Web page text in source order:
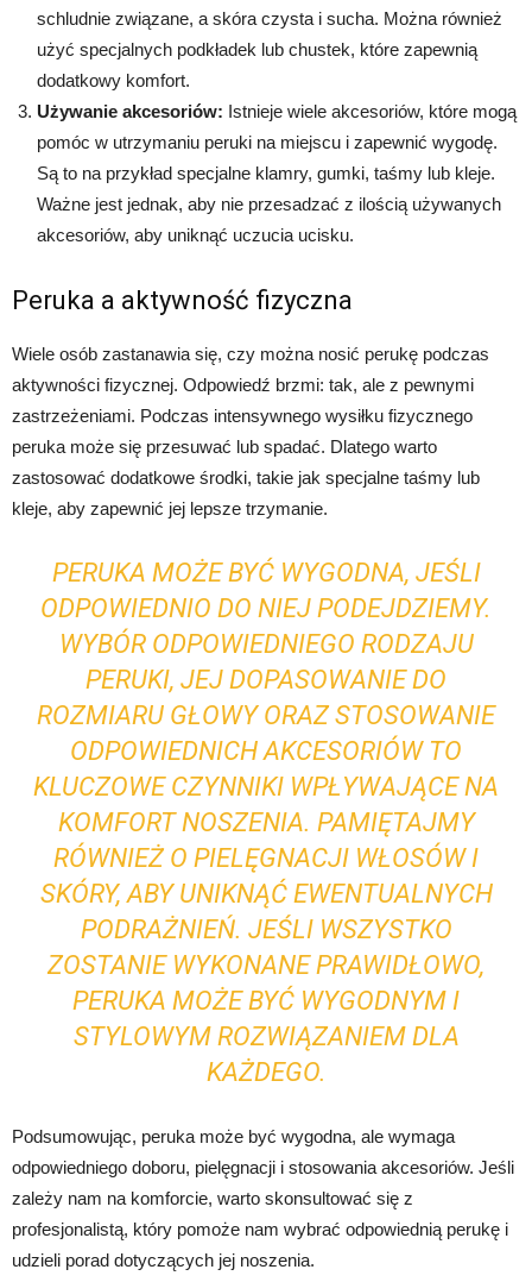
schludnie związane, a skóra czysta i sucha. Można również
użyć specjalnych podkładek lub chustek, które zapewnią
dodatkowy komfort.
Używanie akcesoriów: Istnieje wiele akcesoriów, które mogą
pomóc w utrzymaniu peruki na miejscu i zapewnić wygodę.
Są to na przykład specjalne klamry, gumki, taśmy lub kleje.
Ważne jest jednak, aby nie przesadzać z ilością używanych
akcesoriów, aby uniknąć uczucia ucisku.
Peruka a aktywność fizyczna
Wiele osób zastanawia się, czy można nosić perukę podczas
aktywności fizycznej. Odpowiedź brzmi: tak, ale z pewnymi
zastrzeżeniami. Podczas intensywnego wysiłku fizycznego
peruka może się przesuwać lub spadać. Dlatego warto
zastosować dodatkowe środki, takie jak specjalne taśmy lub
kleje, aby zapewnić jej lepsze trzymanie.
PERUKA MOŻE BYĆ WYGODNA, JEŚLI
ODPOWIEDNIO DO NIEJ PODEJDZIEMY.
WYBÓR ODPOWIEDNIEGO RODZAJU
PERUKI, JEJ DOPASOWANIE DO
ROZMIARU GŁOWY ORAZ STOSOWANIE
ODPOWIEDNICH AKCESORIÓW TO
KLUCZOWE CZYNNIKI WPŁYWAJĄCE NA
KOMFORT NOSZENIA. PAMIĘTAJMY
RÓWNIEŻ O PIELĘGNACJI WŁOSÓW I
SKÓRY, ABY UNIKNĄĆ EWENTUALNYCH
PODRAŻNIEŃ. JEŚLI WSZYSTKO
ZOSTANIE WYKONANE PRAWIDŁOWO,
PERUKA MOŻE BYĆ WYGODNYM I
STYLOWYM ROZWIĄZANIEM DLA
KAŻDEGO.
Podsumowując, peruka może być wygodna, ale wymaga
odpowiedniego doboru, pielęgnacji i stosowania akcesoriów. Jeśli
zależy nam na komforcie, warto skonsultować się z
profesjonalistą, który pomoże nam wybrać odpowiednią perukę i
udzieli porad dotyczących jej noszenia.